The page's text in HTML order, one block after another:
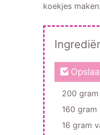
koekjes
200
160 gram
16 gram